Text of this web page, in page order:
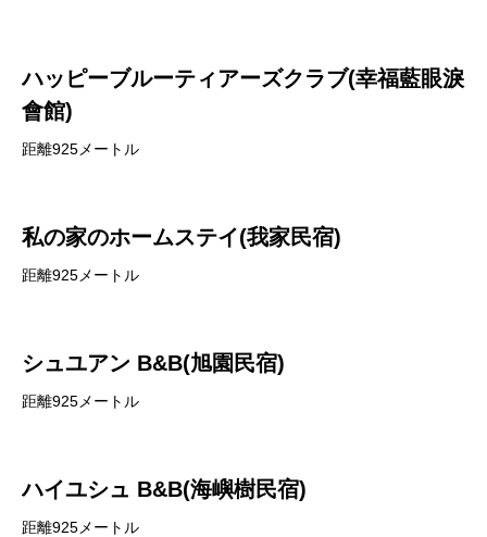
ハッピーブルーティアーズクラブ(幸福藍眼淚
會館)
距離925メートル
私の家のホームステイ(我家民宿)
距離925メートル
シュユアン B&B(旭園民宿)
距離925メートル
ハイユシュ B&B(海嶼樹民宿)
距離925メートル